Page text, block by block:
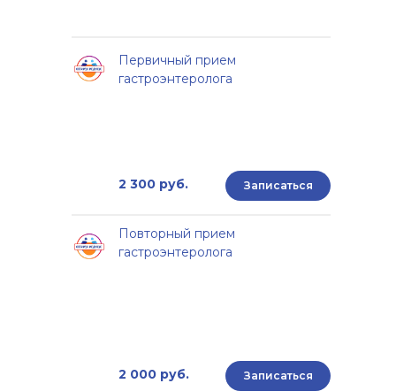
Первичный прием
гастроэнтеролога
2 300 руб.
2 000 руб.
Записаться
Повторный прием
гастроэнтеролога
Записаться